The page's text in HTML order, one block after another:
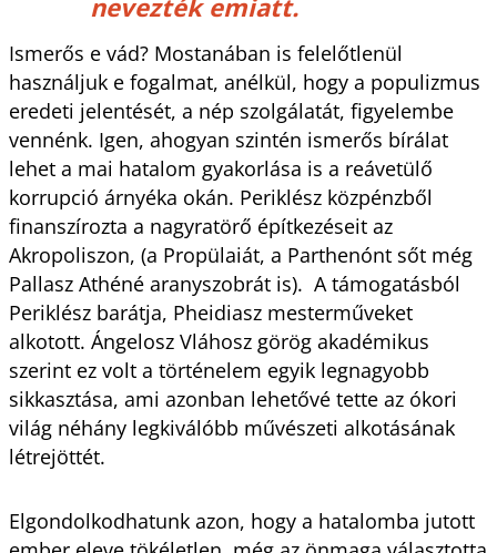
nevezték emiatt.
Ismerős e vád? Mostanában is felelőtlenül
használjuk e fogalmat, anélkül, hogy a populizmus
eredeti jelentését, a nép szolgálatát, figyelembe
vennénk. Igen, ahogyan szintén ismerős bírálat
lehet a mai hatalom gyakorlása is a reávetülő
korrupció árnyéka okán. Periklész közpénzből
finanszírozta a nagyratörő építkezéseit az
Akropoliszon, (a Propülaiát, a Parthenónt sőt még
Pallasz Athéné aranyszobrát is). A támogatásból
Periklész barátja, Pheidiasz mesterműveket
alkotott. Ángelosz Vláhosz görög akadémikus
szerint ez volt a történelem egyik legnagyobb
sikkasztása, ami azonban lehetővé tette az ókori
világ néhány legkiválóbb művészeti alkotásának
létrejöttét.
Elgondolkodhatunk azon, hogy a hatalomba jutott